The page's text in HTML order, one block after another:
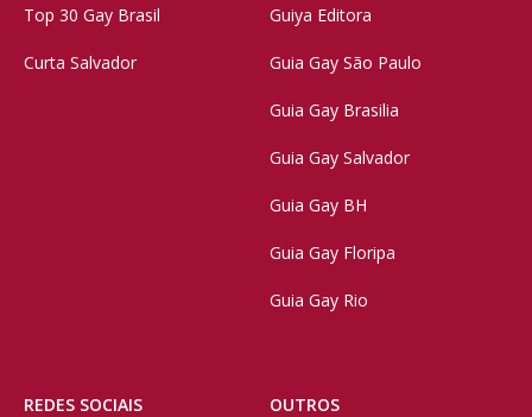
Top 30 Gay Brasil
Curta Salvador
Guiya Editora
Guia Gay São Paulo
Guia Gay Brasilia
Guia Gay Salvador
Guia Gay BH
Guia Gay Floripa
Guia Gay Rio
REDES SOCIAIS OUTROS